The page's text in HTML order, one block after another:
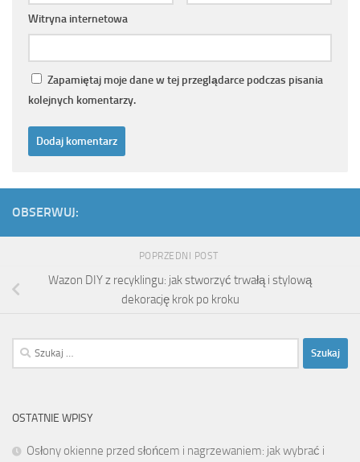
Witryna internetowa
Zapamiętaj moje dane w tej przeglądarce podczas pisania
kolejnych komentarzy.
OBSERWUJ:
POPRZEDNI POST
Wazon DIY z recyklingu: jak stworzyć trwałą i stylową
dekorację krok po kroku
Szukaj:
OSTATNIE WPISY
Osłony okienne przed słońcem i nagrzewaniem: jak wybrać i